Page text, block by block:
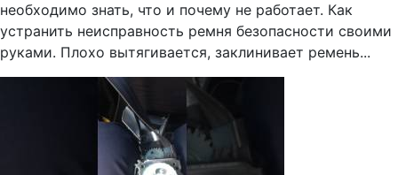
необходимо знать, что и почему не работает. Как
устранить неисправность ремня безопасности своими
руками. Плохо вытягивается, заклинивает ремень...